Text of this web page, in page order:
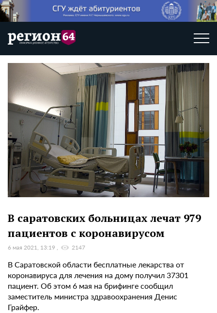
В саратовских больницах лечат 979
пациентов с коронавирусом
6 мая 2021, 13:19 2147
В Саратовской области бесплатные лекарства от
коронавируса для лечения на дому получил 37301
пациент. Об этом 6 мая на брифинге сообщил
заместитель министра здравоохранения Денис
Грайфер.